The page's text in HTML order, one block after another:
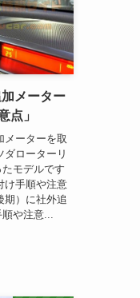
加メーター
点」
メーターを取
ダローターリ
モデルです
け手順や注意
期）に社外追
や注意...